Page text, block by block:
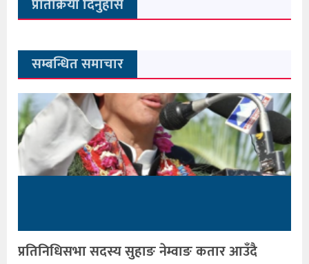
सम्बन्धित समाचार
प्रतिनिधिसभा सदस्य सुहाङ नेम्वाङ कतार आउँदै